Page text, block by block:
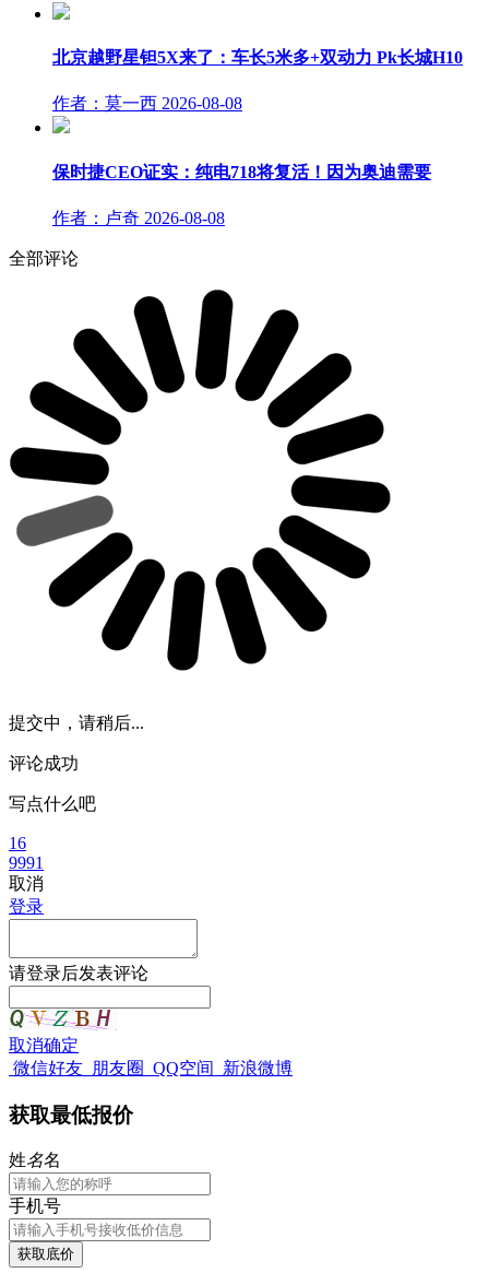
北京越野星钽5X来了：车长5米多+双动力 Pk长城H10
作者：莫一西 2026-08-08
保时捷CEO证实：纯电718将复活！因为奥迪需要
作者：卢奇 2026-08-08
全部评论
提交中，请稍后...
评论成功
写点什么吧
16
9991
取消
登录
请登录后发表评论
取消确定
微信好友 朋友圈 QQ空间 新浪微博
获取最低报价
姓名名
手机号
获取底价